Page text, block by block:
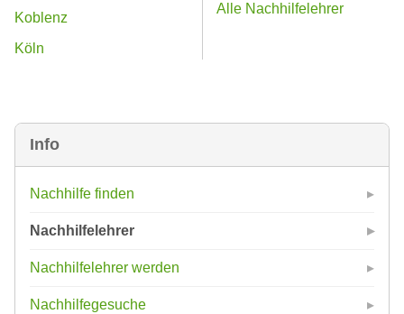
Info
Nachhilfe finden
Nachhilfelehrer
Nachhilfelehrer werden
Nachhilfegesuche
Koblenz
Köln
Alle Nachhilfelehrer